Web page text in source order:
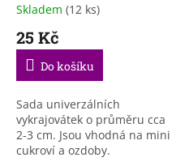
Skladem (12 ks)
25 Kč
Do košíku
Sada univerzálních
vykrajovátek o průměru cca
2-3 cm. Jsou vhodná na mini
cukroví a ozdoby.